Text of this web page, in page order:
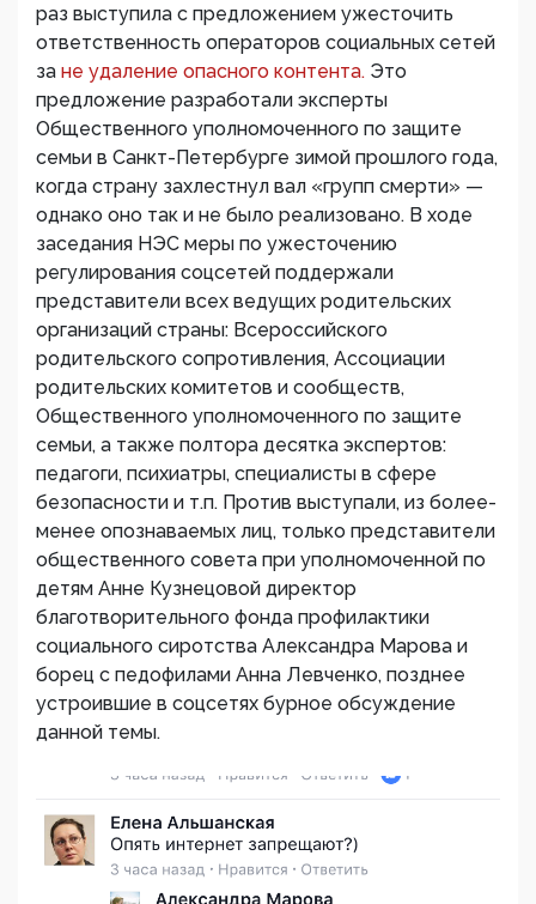
раз выступила с предложением ужесточить
ответственность операторов социальных сетей
за не удаление опасного контента. Это
предложение разработали эксперты
Общественного уполномоченного по защите
семьи в Санкт-Петербурге зимой прошлого года,
когда страну захлестнул вал «групп смерти» —
однако оно так и не было реализовано. В ходе
заседания НЭС меры по ужесточению
регулирования соцсетей поддержали
представители всех ведущих родительских
организаций страны: Всероссийского
родительского сопротивления, Ассоциации
родительских комитетов и сообществ,
Общественного уполномоченного по защите
семьи, а также полтора десятка экспертов:
педагоги, психиатры, специалисты в сфере
безопасности и т.п. Против выступали, из более-
менее опознаваемых лиц, только представители
общественного совета при уполномоченной по
детям Анне Кузнецовой директор
благотворительного фонда профилактики
социального сиротства Александра Марова и
борец с педофилами Анна Левченко, позднее
устроившие в соцсетях бурное обсуждение
данной темы.